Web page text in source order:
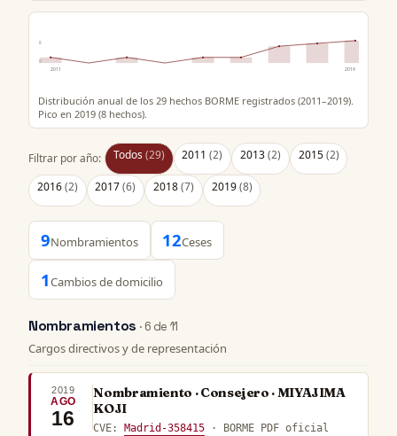
8
0
2011
2019
Distribución anual de los 29 hechos BORME registrados (2011–2019).
Pico en 2019 (8 hechos).
Filtrar por año: Todos (29) 2011(2) 2013(2) 2015(2)
2016(2) 2017(6) 2018(7) 2019(8)
9Nombramientos 12Ceses
1Cambios de domicilio
Nombramientos · 6 de 11
Cargos directivos y de representación
2019
AGO
16
Nombramiento · Consejero · MIYAJIMA
KOJI
CVE: Madrid-358415 · BORME PDF oficial